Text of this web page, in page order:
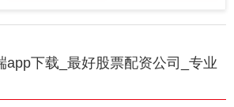
app下载_最好股票配资公司_专业